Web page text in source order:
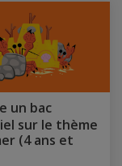
un bac
sur le thème
(4 ans et